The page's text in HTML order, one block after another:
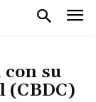
con su
(CBDC)